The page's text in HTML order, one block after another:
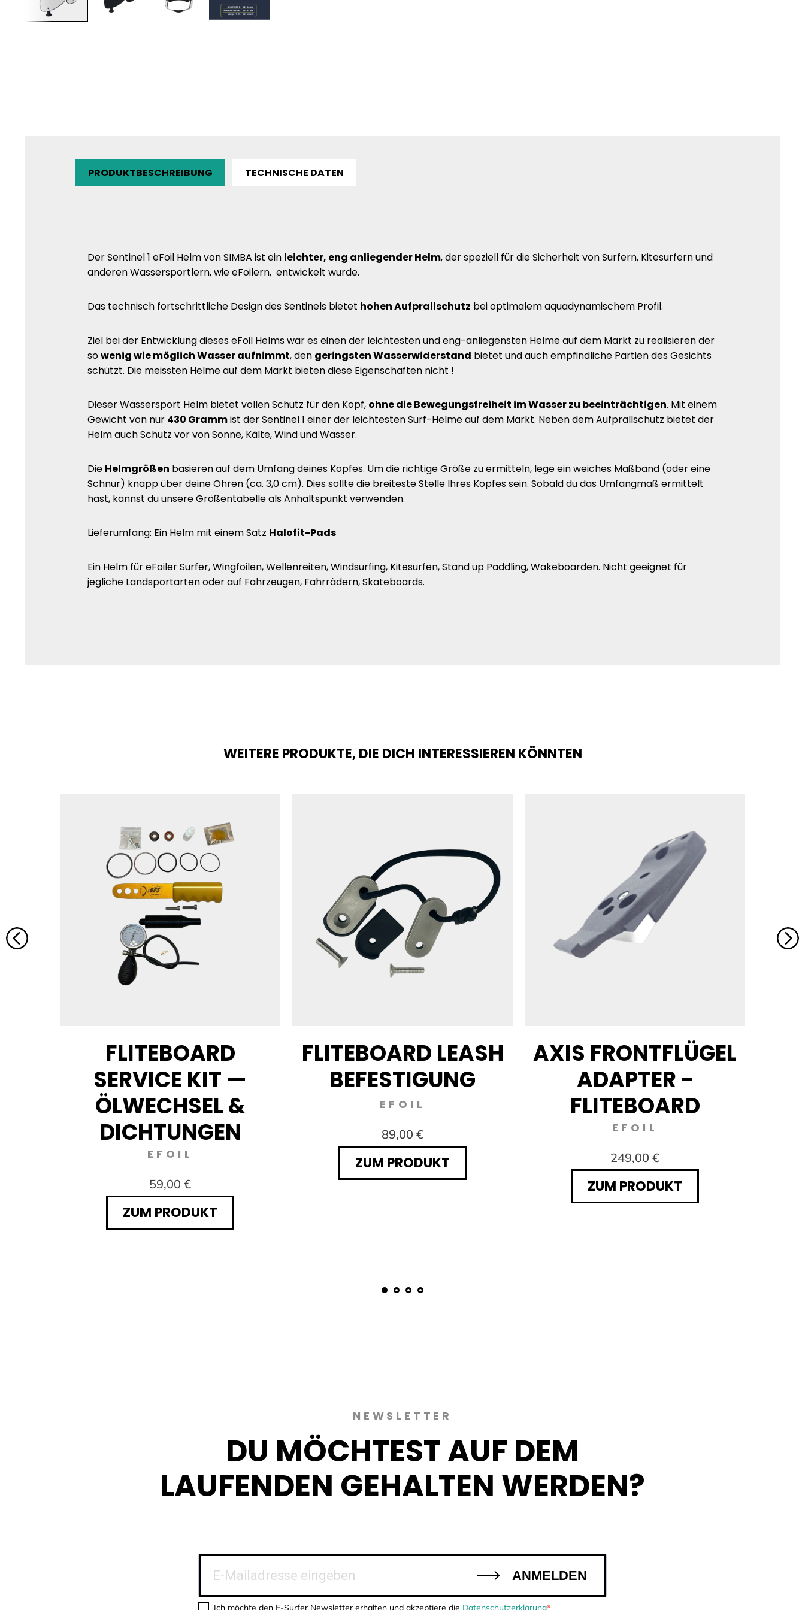
PRODUKTBESCHREIBUNG TECHNISCHE DATEN
Der Sentinel 1 eFoil Helm von SIMBA ist ein leichter, eng anliegender Helm, der speziell für die Sicherheit von Surfern, Kitesurfern und
anderen Wassersportlern, wie eFoilern, entwickelt wurde.
Das technisch fortschrittliche Design des Sentinels bietet hohen Aufprallschutz bei optimalem aquadynamischem Profil.
Ziel bei der Entwicklung dieses eFoil Helms war es einen der leichtesten und eng-anliegensten Helme auf dem Markt zu realisieren der
sowenig wie möglich Wasser aufnimmt, den geringsten Wasserwiderstand bietet und auch empfindliche Partien des Gesichts
schützt. Die meissten Helme auf dem Markt bieten diese Eigenschaften nicht !
Dieser Wassersport Helm bietet vollen Schutz für den Kopf, ohne die Bewegungsfreiheit im Wasser zu beeinträchtigen. Mit einem
Gewicht von nur 430 Grammist der Sentinel 1 einer der leichtesten Surf-Helme auf dem Markt. Neben dem Aufprallschutz bietet der
Helm auch Schutz vor von Sonne, Kälte, Wind und Wasser.
Die Helmgrößen basieren auf dem Umfang deines Kopfes. Um die richtige Größe zu ermitteln, lege ein weiches Maßband (oder eine
Schnur) knapp über deine Ohren (ca. 3,0 cm). Dies sollte die breiteste Stelle Ihres Kopfes sein. Sobald du das Umfangmaß ermittelt
hast, kannst du unsere Größentabelle als Anhaltspunkt verwenden.
Lieferumfang: Ein Helm mit einem Satz Halofit-Pads
Ein Helm für eFoiler Surfer, Wingfoilen, Wellenreiten, Windsurfing, Kitesurfen, Stand up Paddling, Wakeboarden. Nicht geeignet für
jegliche Landsportarten oder auf Fahrzeugen, Fahrrädern, Skateboards.
WEITERE PRODUKTE, DIE DICH INTERESSIEREN KÖNNTEN
FLITEBOARD
SERVICE KIT —
ÖLWECHSEL &
DICHTUNGEN
EFOIL
59,00 €
ZUM PRODUKT
FLITEBOARD LEASH
BEFESTIGUNG
EFOIL
89,00 €
ZUM PRODUKT
AXIS FRONTFLÜGEL
ADAPTER -
FLITEBOARD
EFOIL
249,00 €
ZUM PRODUKT
NEWSLETTER
DU MÖCHTEST AUF DEM
LAUFENDEN GEHALTEN WERDEN?
Ich möchte den E-Surfer Newsletter erhalten und akzeptiere die Datenschutzerklärung
ANMELDEN